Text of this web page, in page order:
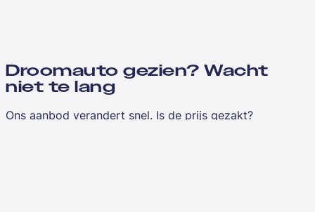
Droomauto gezien? Wacht
niet te lang
Ons aanbod verandert snel. Is de prijs gezakt?